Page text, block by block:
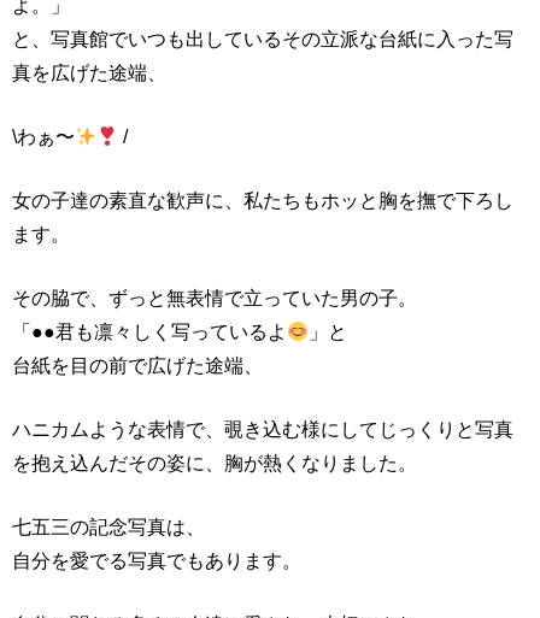
よ。」
と、写真館でいつも出しているその立派な台紙に入った写
真を広げた途端、
\わぁ〜 /
女の子達の素直な歓声に、私たちもホッと胸を撫で下ろし
ます。
その脇で、ずっと無表情で立っていた男の子。
「●●君も凛々しく写っているよ
」と
台紙を目の前で広げた途端、
ハニカムような表情で、覗き込む様にしてじっくりと写真
を抱え込んだその姿に、胸が熱くなりました。
七五三の記念写真は、
自分を愛でる写真でもあります。